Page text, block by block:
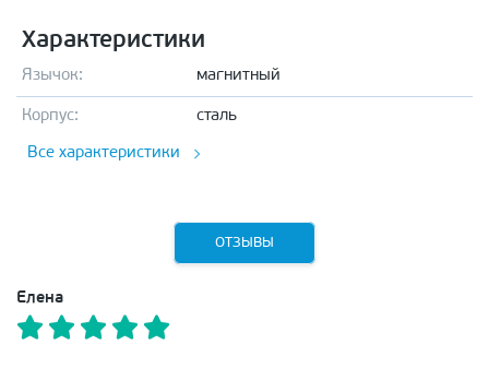
Характеристики
Язычок: магнитный
Корпус: сталь
Все характеристики
ОТЗЫВЫ
Елена